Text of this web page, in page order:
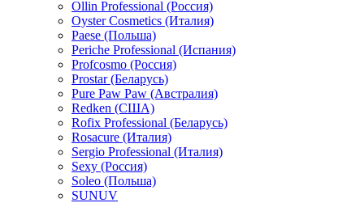
Ollin Professional (Россия)
Oyster Cosmetics (Италия)
Paese (Польша)
Periche Professional (Испания)
Profcosmo (Россия)
Prostar (Беларусь)
Pure Paw Paw (Австралия)
Redken (США)
Rofix Professional (Беларусь)
Rosacure (Италия)
Sergio Professional (Италия)
Sexy (Россия)
Soleo (Польша)
SUNUV